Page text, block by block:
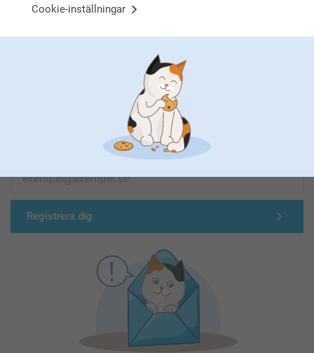
Cookie-inställningar
Förstklassig kundservice
Registrera dig till vårt nyhetsbrev
Ange din e-postadress här
Registrera dig